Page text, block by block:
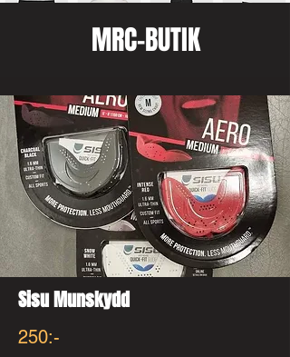
MRC-BUTIK
Sisu Munskydd
250:-